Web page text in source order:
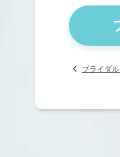
ブライダ